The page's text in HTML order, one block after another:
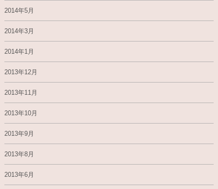
2014年5月
2014年3月
2014年1月
2013年12月
2013年11月
2013年10月
2013年9月
2013年8月
2013年6月